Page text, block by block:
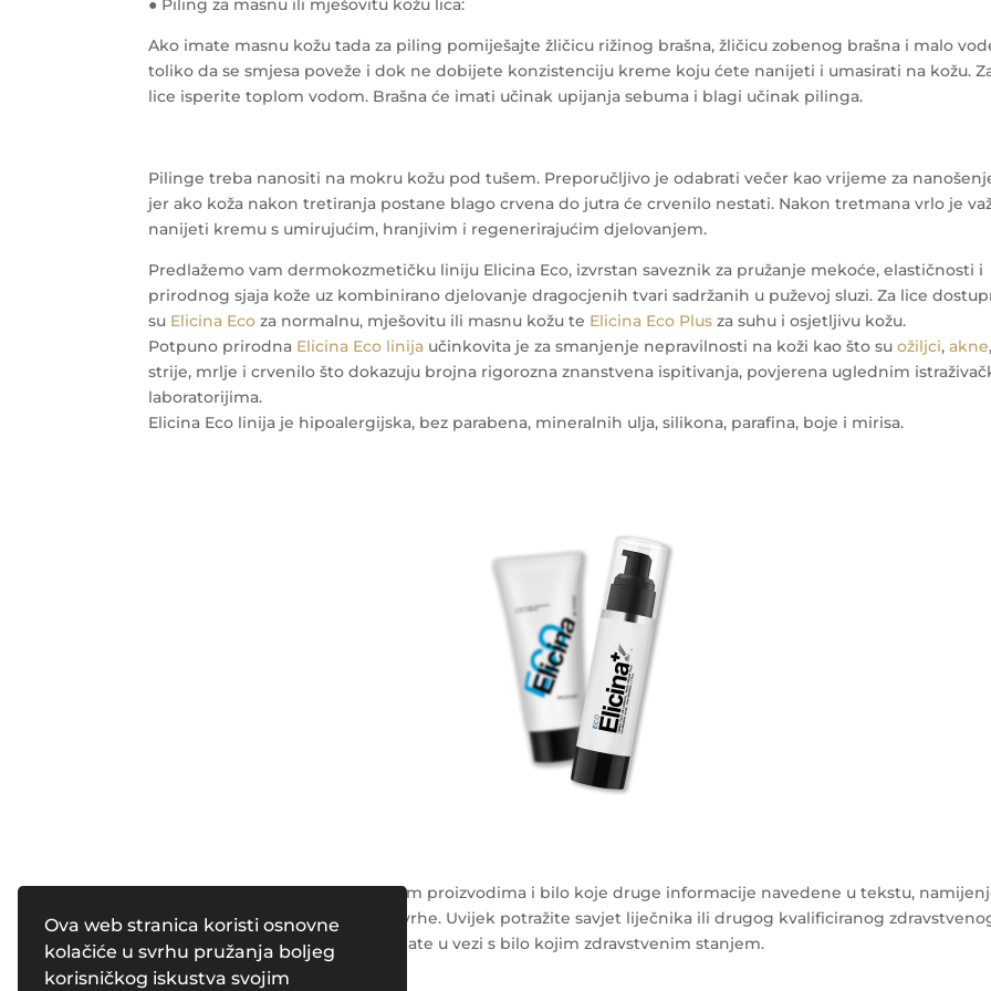
Ova web stranica koristi osnovne
kolačiće u svrhu pružanja boljeg
korisničkog iskustva svojim
● Piling za masnu ili mješovitu kožu lica:
Ako imate masnu kožu tada za piling pomiješajte žličicu rižinog brašna, žličicu zobenog brašna i malo
toliko da se smjesa poveže i dok ne dobijete konzistenciju kreme koju ćete nanijeti i umasirati na kožu.
lice isperite toplom vodom. Brašna će imati učinak upijanja sebuma i blagi učinak pilinga.
Pilinge treba nanositi na mokru kožu pod tušem. Preporučljivo je odabrati večer kao vrijeme za
jer ako koža nakon tretiranja postane blago crvena do jutra će crvenilo nestati. Nakon tretmana vrlo je
nanijeti kremu s umirujućim, hranjivim i regenerirajućim djelovanjem.
Predlažemo vam dermokozmetičku liniju Elicina Eco, izvrstan saveznik za pružanje mekoće, elastičnosti i
prirodnog sjaja kože uz kombinirano djelovanje dragocjenih tvari sadržanih u puževoj sluzi. Za lice
su Elicina Eco za normalnu, mješovitu ili masnu kožu te Elicina Eco Plus za suhu i osjetljivu kožu.
Potpuno prirodna Elicina Eco linija učinkovita je za smanjenje nepravilnosti na koži kao što suožiljci,akne,
strije, mrlje i crvenilo što dokazuju brojna rigorozna znanstvena ispitivanja, povjerena uglednim
laboratorijima.
Elicina Eco linija je hipoalergijska, bez parabena, mineralnih ulja, silikona, parafina, boje i mirisa.
Napomena: Podaci o kozmetičkim proizvodima i bilo koje druge informacije navedene u tekstu,
su isključivo u opće obrazovne svrhe. Uvijek potražite savjet liječnika ili drugog kvalificiranog
radnika o svim pitanjima koja imate u vezi s bilo kojim zdravstvenim stanjem.
Powered byPleasure Magazines